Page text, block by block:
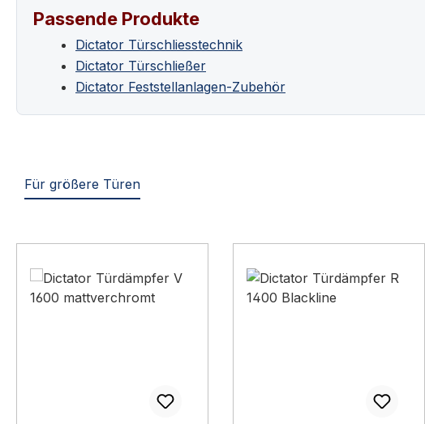
Passende Produkte
Dictator Türschliesstechnik
Dictator Türschließer
Dictator Feststellanlagen-Zubehör
Für größere Türen